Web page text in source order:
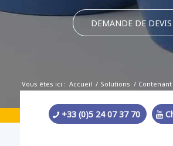
DEMANDE DE DEVIS
Vous êtes ici : Accueil / Solutions /
+33 (0)5 24 07 37 70